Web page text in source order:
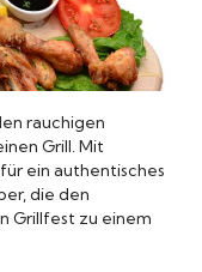
rauchigen
Grill. Mit
ein authentisches
die den
Grillfest zu einem